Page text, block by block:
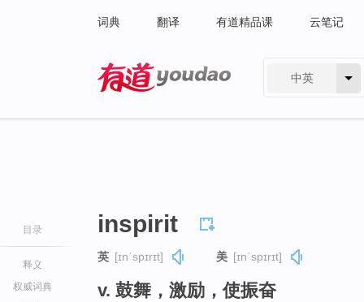
词典 翻译 有道精品课 云笔记
中英
目录
释义
权威词典
inspirit
英 [ɪnˈspɪrɪt] 美 [ɪnˈspɪrɪt]
v. 鼓舞，激励，使振奋